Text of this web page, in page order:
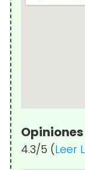
Opiniones
4.3/5 (Leer